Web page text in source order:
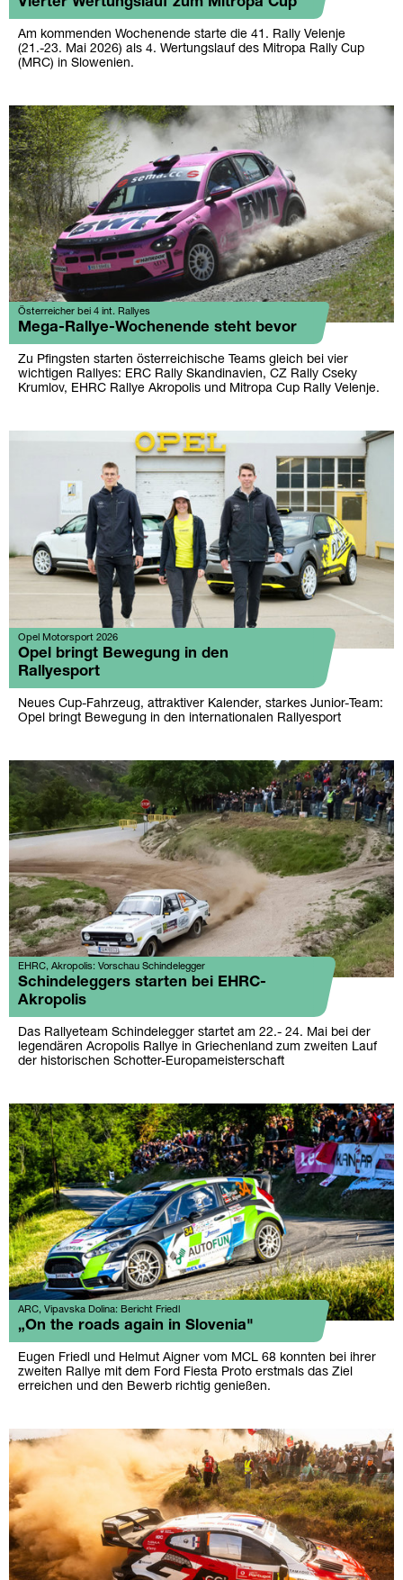
Am kommenden Wochenende starte die 41. Rally Velenje
(21.-23. Mai 2026) als 4. Wertungslauf des Mitropa Rally Cup
(MRC) in Slowenien.
Österreicher bei 4 int. Rallyes
Mega-Rallye-Wochenende steht bevor
Zu Pfingsten starten österreichische Teams gleich bei vier
wichtigen Rallyes: ERC Rally Skandinavien, CZ Rally Cseky
Krumlov, EHRC Rallye Akropolis und Mitropa Cup Rally Velenje.
Opel Motorsport 2026
Opel bringt Bewegung in den
Rallyesport
Neues Cup-Fahrzeug, attraktiver Kalender, starkes Junior-Team:
Opel bringt Bewegung in den internationalen Rallyesport
EHRC, Akropolis: Vorschau Schindelegger
Schindeleggers starten bei EHRC-
Akropolis
Das Rallyeteam Schindelegger startet am 22.- 24. Mai bei der
legendären Acropolis Rallye in Griechenland zum zweiten Lauf
der historischen Schotter-Europameisterschaft
ARC, Vipavska Dolina: Bericht Friedl
„On the roads again in Slovenia"
Eugen Friedl und Helmut Aigner vom MCL 68 konnten bei ihrer
zweiten Rallye mit dem Ford Fiesta Proto erstmals das Ziel
erreichen und den Bewerb richtig genießen.